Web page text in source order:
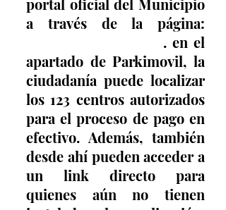
portal oficial del Municipio
⁠. en el
apartado de Parkimovil, la
ciudadanía puede localizar
los 123 centros autorizados
para el proceso de pago en
efectivo. Además, también
desde ahí pueden acceder a
un link directo para
quienes aún no tienen